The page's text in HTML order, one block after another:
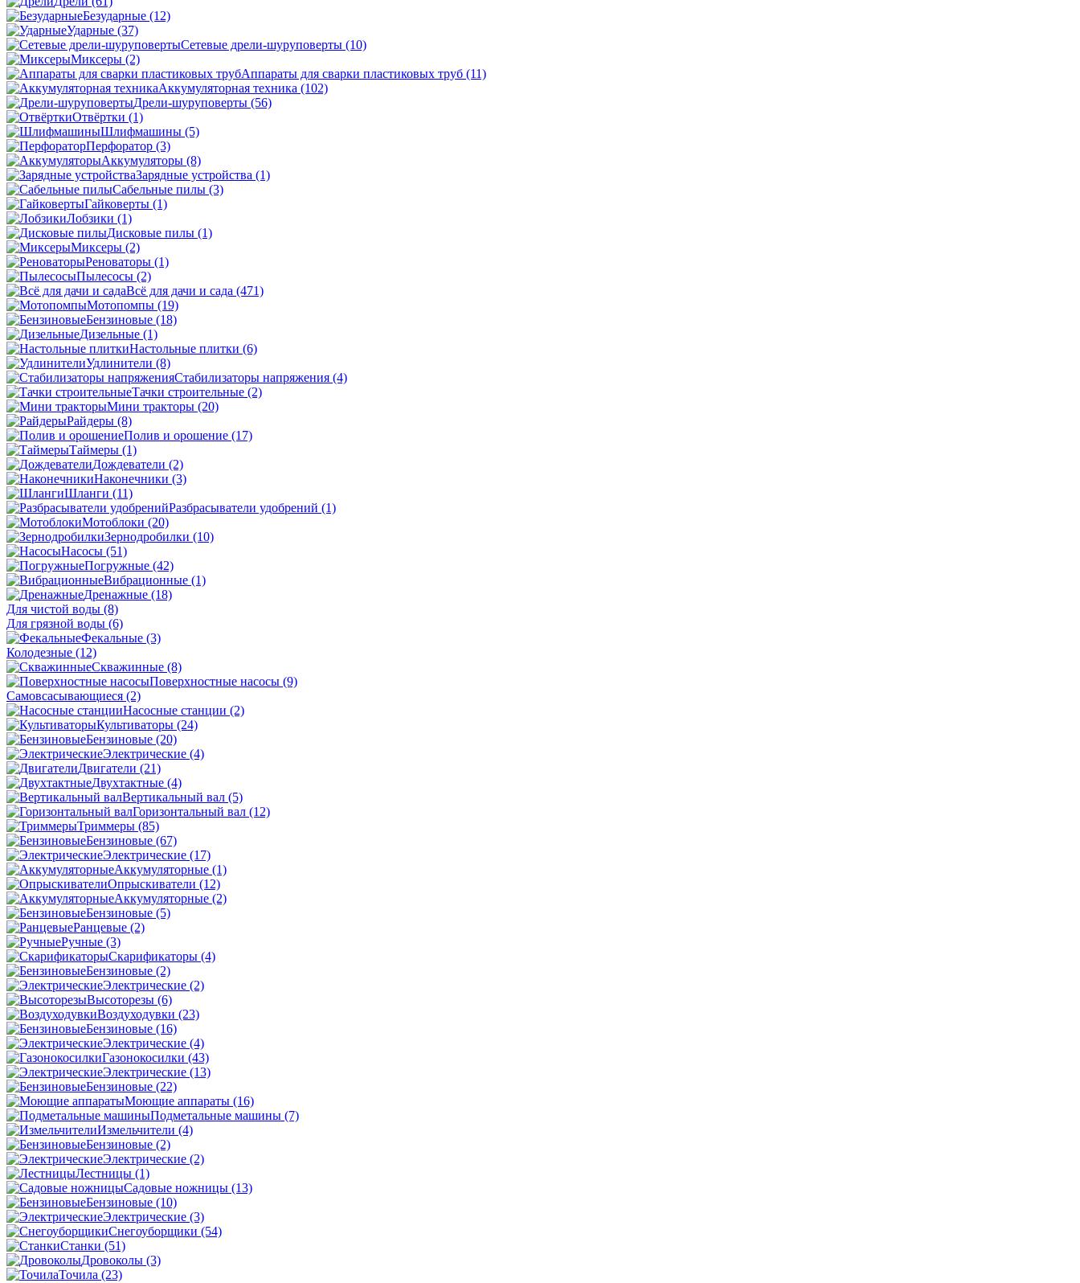
Безударные (12)
Ударные (37)
Сетевые дрели-шуруповерты (10)
Миксеры (2)
Аппараты для сварки пластиковых труб (11)
Аккумуляторная техника (102)
Дрели-шуруповерты (56)
Отвёртки (1)
Шлифмашины (5)
Перфоратор (3)
Аккумуляторы (8)
Зарядные устройства (1)
Сабельные пилы (3)
Гайковерты (1)
Лобзики (1)
Дисковые пилы (1)
Миксеры (2)
Реноваторы (1)
Пылесосы (2)
Всё для дачи и сада (471)
Мотопомпы (19)
Бензиновые (18)
Дизельные (1)
Настольные плитки (6)
Удлинители (8)
Стабилизаторы напряжения (4)
Тачки строительные (2)
Мини тракторы (20)
Райдеры (8)
Полив и орошение (17)
Таймеры (1)
Дождеватели (2)
Наконечники (3)
Шланги (11)
Разбрасыватели удобрений (1)
Мотоблоки (20)
Зернодробилки (10)
Насосы (51)
Погружные (42)
Вибрационные (1)
Дренажные (18)
Для чистой воды (8)
Для грязной воды (6)
Фекальные (3)
Колодезные (12)
Скважинные (8)
Поверхностные насосы (9)
Самовсасывающиеся (2)
Насосные станции (2)
Культиваторы (24)
Бензиновые (20)
Электрические (4)
Двигатели (21)
Двухтактные (4)
Вертикальный вал (5)
Горизонтальный вал (12)
Триммеры (85)
Бензиновые (67)
Электрические (17)
Аккумуляторные (1)
Опрыскиватели (12)
Аккумуляторные (2)
Бензиновые (5)
Ранцевые (2)
Ручные (3)
Скарификаторы (4)
Бензиновые (2)
Электрические (2)
Высоторезы (6)
Воздуходувки (23)
Бензиновые (16)
Электрические (4)
Газонокосилки (43)
Электрические (13)
Бензиновые (22)
Моющие аппараты (16)
Подметальные машины (7)
Измельчители (4)
Бензиновые (2)
Электрические (2)
Лестницы (1)
Садовые ножницы (13)
Бензиновые (10)
Электрические (3)
Снегоуборщики (54)
Станки (51)
Дровоколы (3)
Точила (23)